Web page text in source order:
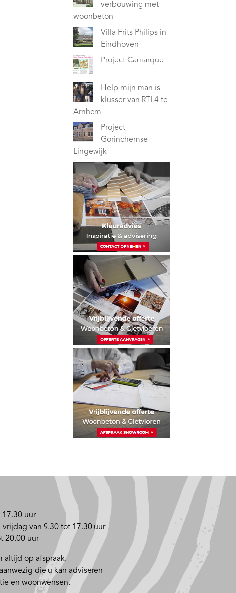
verbouwing met
woonbeton
Villa Frits Philips in
Eindhoven
Project Camarque
Help mijn man is
klusser van RTL4 te
Arnhem
Project
Gorinchemse
Lingewijk
17.30 uur
vrijdag van 9.30 tot 17.30 uur
20.00 uur
altijd op afspraak.
die u kan adviseren
en woonwensen.